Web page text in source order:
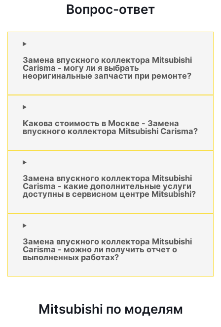
Вопрос-ответ
Замена впускного коллектора Mitsubishi
Carisma - могу ли я выбрать
неоригинальные запчасти при ремонте?
Какова стоимость в Москве - Замена
впускного коллектора Mitsubishi Carisma?
Замена впускного коллектора Mitsubishi
Carisma - какие дополнительные услуги
доступны в сервисном центре Mitsubishi?
Замена впускного коллектора Mitsubishi
Carisma - можно ли получить отчет о
выполненных работах?
Mitsubishi по моделям